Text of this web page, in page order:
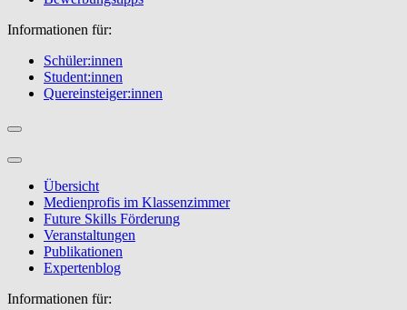
Informationen für:
Schüler:innen
Student:innen
Quereinsteiger:innen
Übersicht
Medienprofis im Klassenzimmer
Future Skills Förderung
Veranstaltungen
Publikationen
Expertenblog
Informationen für: